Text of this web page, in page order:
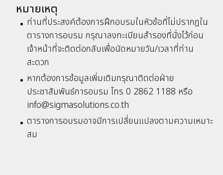
หมายเหตุ
ท่านที่ประสงค์ต้องการฝึกอบรมในหัวข้อที่ไม่ปรากฏใน
ตารางการอบรม กรุณาลงทะเบียนสำรองที่นั่งไว้ก่อน
เจ้าหน้าที่จะติดต่อกลับเพื่อนัดหมายวัน/เวลาที่ท่าน
สะดวก
หากต้องการข้อมูลเพิ่มเติมกรุณาติดต่อฝ่าย
ประชาสัมพันธ์การอบรม โทร 0 2862 1188 หรือ
info@sigmasolutions.co.th
ตารางการอบรมอาจมีการเปลี่ยนแปลงตามความเหมาะ
สม